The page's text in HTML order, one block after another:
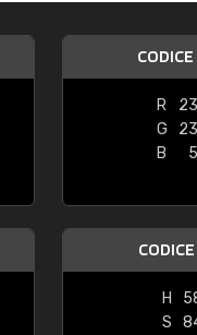
CODICE
R
G
B
H
S